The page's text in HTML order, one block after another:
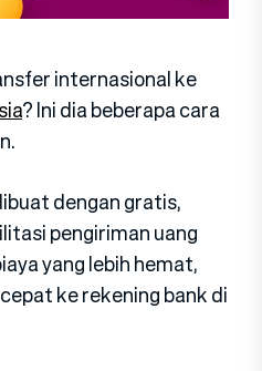
internasional ke
? Ini dia beberapa cara
dengan gratis,
pengiriman uang
yang lebih hemat,
ke rekening bank di